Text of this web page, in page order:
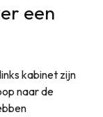
een
kabinet zijn
naar de